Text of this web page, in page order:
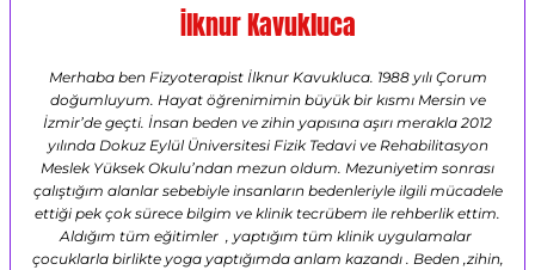
İlknur Kavukluca
Merhaba ben Fizyoterapist İlknur Kavukluca. 1988 yılı Çorum
doğumluyum. Hayat öğrenimimin büyük bir kısmı Mersin ve
İzmir’de geçti. İnsan beden ve zihin yapısına aşırı merakla 2012
yılında Dokuz Eylül Üniversitesi Fizik Tedavi ve Rehabilitasyon
Meslek Yüksek Okulu’ndan mezun oldum. Mezuniyetim sonrası
çalıştığım alanlar sebebiyle insanların bedenleriyle ilgili mücadele
ettiği pek çok sürece bilgim ve klinik tecrübem ile rehberlik ettim.
Aldığım tüm eğitimler , yaptığım tüm klinik uygulamalar
çocuklarla birlikte yoga yaptığımda anlam kazandı . Beden ,zihin,